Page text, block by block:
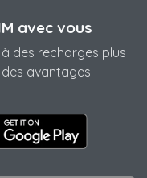
avec vous
des recharges plus
avantages